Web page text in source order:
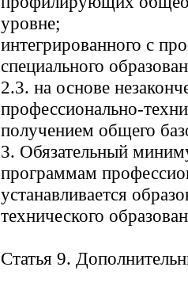
уровне;
интегрированного с
специального
2.3. на основе
профессионально-
получением общего
3. Обязательный
программам
устанавливается
технического
Статья 9.